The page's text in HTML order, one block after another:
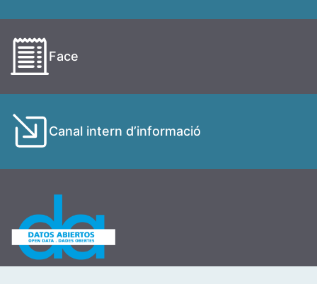
Face
Canal intern d’informació